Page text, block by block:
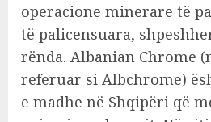
operacione minerare të
të palicensuara,
rënda. Albanian Chrome
referuar si Albchrome)
e madhe në Shqipëri që